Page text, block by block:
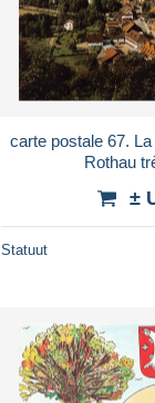
carte postale 67. La Broque la
±
Statuut